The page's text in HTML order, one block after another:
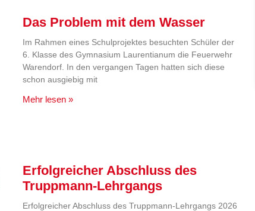
Das Problem mit dem Wasser
Im Rahmen eines Schulprojektes besuchten Schüler der
6. Klasse des Gymnasium Laurentianum die Feuerwehr
Warendorf. In den vergangen Tagen hatten sich diese
schon ausgiebig mit
Mehr lesen »
Erfolgreicher Abschluss des
Truppmann-Lehrgangs
Erfolgreicher Abschluss des Truppmann-Lehrgangs 2026